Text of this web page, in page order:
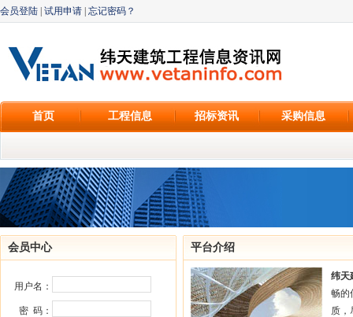
会员登陆 试用申请 忘记密码？
首页 工程信息 招标资讯 采购信息
会员中心
用户名：
密 码：
平台介绍
纬天
畅的
质，